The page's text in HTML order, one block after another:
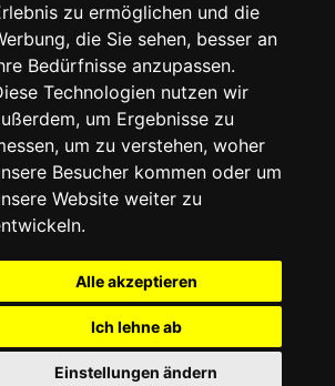
zu ermöglichen und die
die Sie sehen, besser an
Bedürfnisse anzupassen.
Technologien nutzen wir
um Ergebnisse zu
um zu verstehen, woher
Besucher kommen oder um
Website weiter zu
Alle akzeptieren
Ich lehne ab
Einstellungen ändern
ist zu folgenden Zeiten geöffnet
09:30 Uhr - 15:30 Uhr
09:30 Uhr - 15:30 Uhr
09:30 Uhr - 15:30 Uhr
09:30 Uhr - 15:30 Uhr
Düsseldorf | 2026/27 | Letzte
Freitag, 07. August 2026, 19:15 Uhr